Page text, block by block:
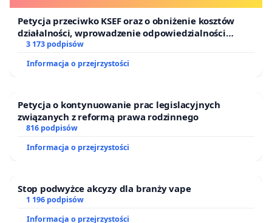
Petycja przeciwko KSEF oraz o obniżenie kosztów
działalności, wprowadzenie odpowiedzialności
finansowej kluczowych urzędników i sędziów
3 173 podpisów
Informacja o przejrzystości
Petycja o kontynuowanie prac legislacyjnych
związanych z reformą prawa rodzinnego
816 podpisów
Informacja o przejrzystości
Stop podwyżce akcyzy dla branży vape
1 196 podpisów
Informacja o przejrzystości